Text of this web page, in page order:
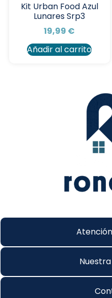
Kit Urban Food Azul
Lunares Srp3
19,99 €
Añadir al carrito